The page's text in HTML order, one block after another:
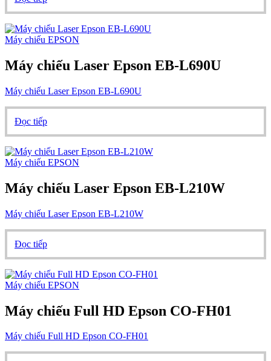
Máy chiếu EPSON
Máy chiếu Laser Epson EB-L690U
Máy chiếu Laser Epson EB-L690U
Đọc tiếp
Máy chiếu EPSON
Máy chiếu Laser Epson EB-L210W
Máy chiếu Laser Epson EB-L210W
Đọc tiếp
Máy chiếu EPSON
Máy chiếu Full HD Epson CO-FH01
Máy chiếu Full HD Epson CO-FH01